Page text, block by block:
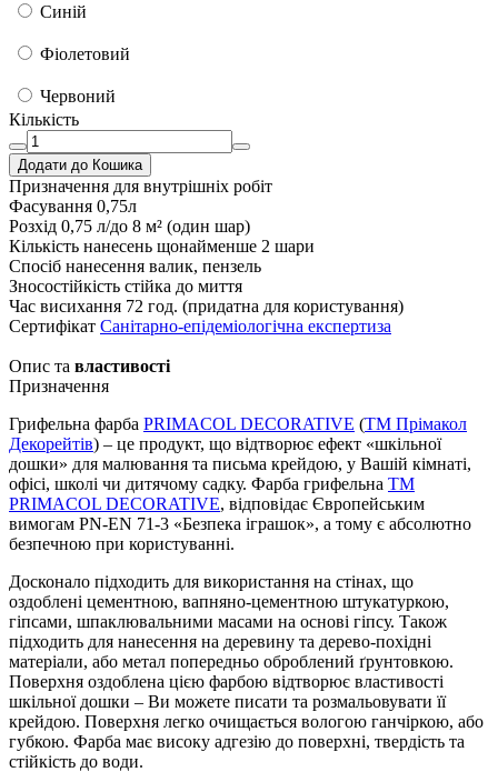
Синій
Фіолетовий
Червоний
Кількість
Додати до Кошика
Призначення для внутрішніх робіт
Фасування 0,75л
Розхід 0,75 л/до 8 м² (один шар)
Кількість нанесень щонайменше 2 шари
Спосіб нанесення валик, пензель
Зносостійкість стійка до миття
Час висихання 72 год. (придатна для користування)
Сертифікат Санітарно-епідеміологічна експертиза
Опис та властивості
Призначення
Грифельна фарба PRIMACOL DECORATIVE (ТМ Прімакол
Декорейтів) – це продукт, що відтворює ефект «шкільної
дошки» для малювання та письма крейдою, у Вашій кімнаті,
офісі, школі чи дитячому садку. Фарба грифельна ТМ
PRIMACOL DECORATIVE, відповідає Європейським
вимогам PN-EN 71-3 «Безпека іграшок», а тому є абсолютно
безпечною при користуванні.
Досконало підходить для використання на стінах, що
оздоблені цементною, вапняно-цементною штукатуркою,
гіпсами, шпаклювальними масами на основі гіпсу. Також
підходить для нанесення на деревину та дерево-похідні
матеріали, або метал попередньо оброблений ґрунтовкою.
Поверхня оздоблена цією фарбою відтворює властивості
шкільної дошки – Ви можете писати та розмальовувати її
крейдою. Поверхня легко очищається вологою ганчіркою, або
губкою. Фарба має високу адгезію до поверхні, твердість та
стійкість до води.